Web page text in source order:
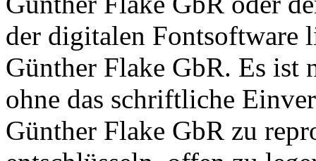
der digitalen Fontsoftware
Günther Flake GbR. Es ist
ohne das schriftliche
Günther Flake GbR zu